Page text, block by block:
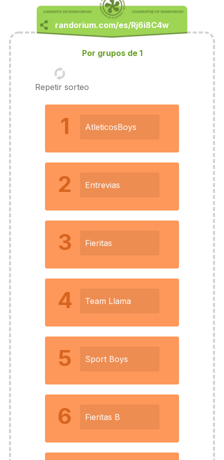
Por grupos de 1
Repetir sorteo
1 AtleticosBoys
2 Entrevias
3 Fieritas
4 Team Llama
5 Sport Boys
6 Fieritas B